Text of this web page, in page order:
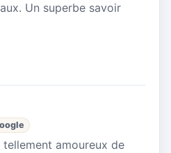
Un superbe savoir
amoureux de